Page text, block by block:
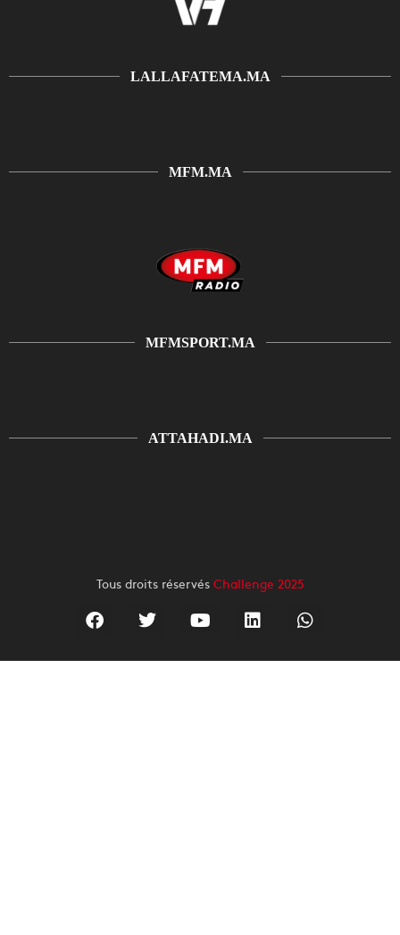
LALLAFATEMA.MA
MFM.MA
MFMSPORT.MA
ATTAHADI.MA
Tous droits réservés Challenge 2025